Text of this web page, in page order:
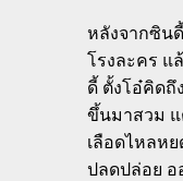
หลังจากซินดี้
โรงละคร แ
ดี้ ตั้งโอ๋คิดถึ
ขึ้นมาสวม แ
เลือดไหลห
ปลดปล่อย